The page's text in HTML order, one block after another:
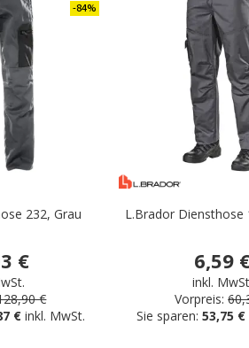
-84%
232, Grau
€
€
€ inkl. MwSt.
L.Brador Diensthose
6,59
inkl.
Vorpreis:
Sie sparen: 53,75 €